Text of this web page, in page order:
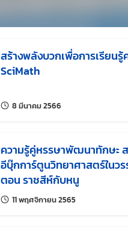
สร้างพลังบวกเพื่อการเรียนรู้
SciMath
8 มีนาคม 2566
ความรู้คู่หรรษาพัฒนาทักษะ
อีบุ๊กการ์ตูนวิทยาศาสตร์ในว
ตอน ราชสีห์กับหนู
11 พฤศจิกายน 2565แก้ไขล่าสุดเมื่อ: